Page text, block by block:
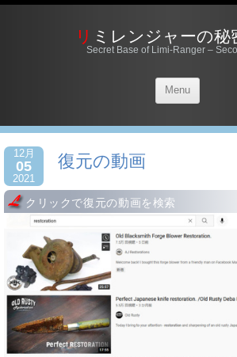
リミレンジャーの
Secret Base of Limi-Ranger –
Menu
12月
05
2021
復元の動画
クリックで復元の動画を検索